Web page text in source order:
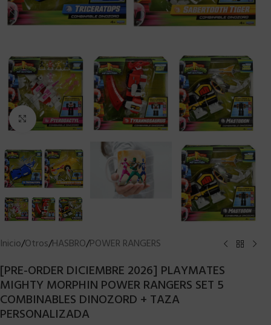
Clic para ampliar
Inicio/Otros/HASBRO/POWER RANGERS
[PRE-ORDER DICIEMBRE 2026] PLAYMATES
MIGHTY MORPHIN POWER RANGERS SET 5
COMBINABLES DINOZORD + TAZA
PERSONALIZADA